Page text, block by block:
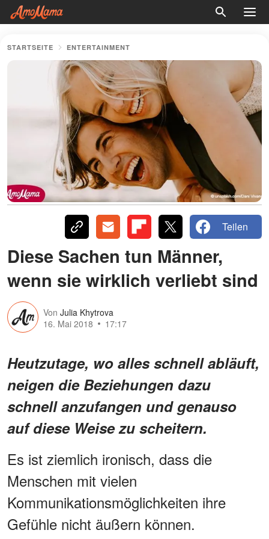
STARTSEITE ENTERTAINMENT
Teilen
Diese Sachen tun Männer,
wenn sie wirklich verliebt sind
Von Julia Khytrova
16. Mai 2018
17:17
Heutzutage, wo alles schnell abläuft,
neigen die Beziehungen dazu
schnell anzufangen und genauso
auf diese Weise zu scheitern.
Es ist ziemlich ironisch, dass die
Menschen mit vielen
Kommunikationsmöglichkeiten ihre
Gefühle nicht äußern können.